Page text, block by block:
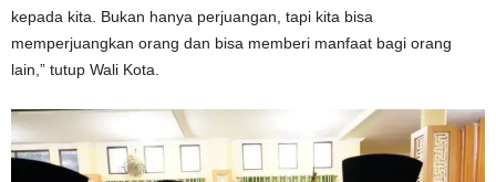
kepada kita. Bukan hanya perjuangan, tapi kita bisa
memperjuangkan orang dan bisa memberi manfaat bagi orang
lain,” tutup Wali Kota.